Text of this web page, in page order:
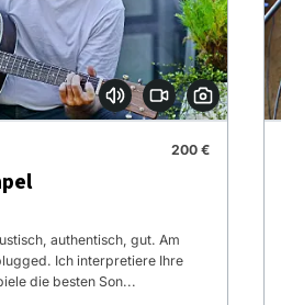
200 €
authentisch, gut. Am
Ich interpretiere Ihre
die besten Son...